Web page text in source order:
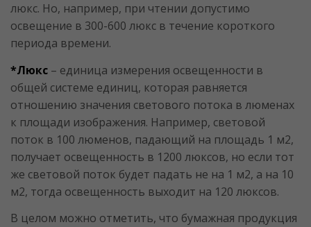
люкс. Но, например, при чтении допустимо
освещение в 300-600 люкс в течение короткого
периода времени.
*Люкс – единица измерения освещенности в
общей системе единиц, которая равняется
отношению значения светового потока в люменах
к площади изображения. Например, световой
поток в 100 люменов, падающий на площадь 1 м2,
получает освещенность в 1200 люксов, но если тот
же световой поток будет падать не на 1 м2, а на 10
м2, тогда освещенность выходит на 120 люксов.
В целом можно отметить, что бумажная продукция